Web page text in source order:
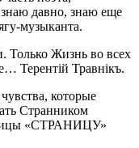
давно, знаю еще
музыканта.
Только Жизнь во всех
Терентiй Травнiкъ.
которые
Странником
«СТРАНИЦУ»